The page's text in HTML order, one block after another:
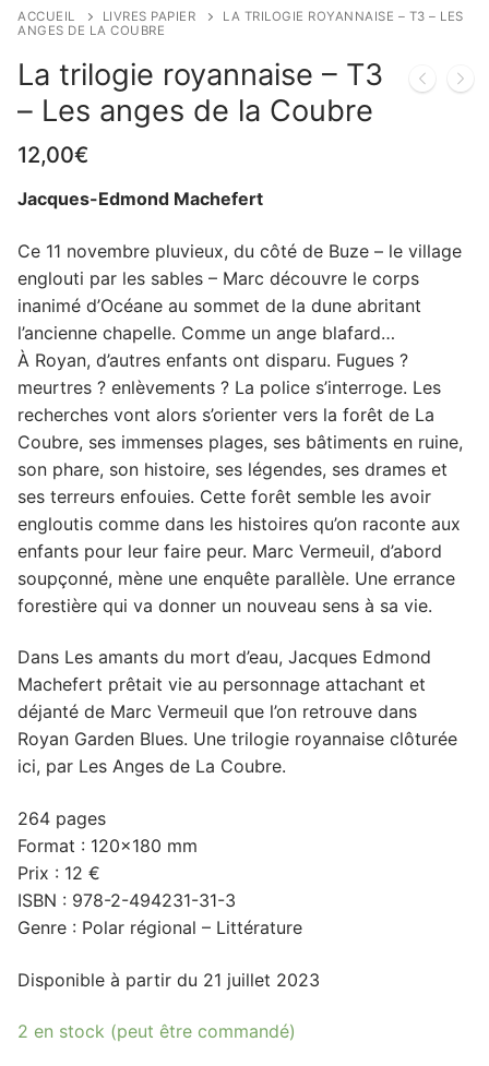
ACCUEIL LIVRES PAPIER
LA TRILOGIE ROYANNAISE – T3 – LES
ANGES DE LA COUBRE
La trilogie royannaise – T3
– Les anges de la Coubre
12,00€
Jacques-Edmond Machefert
Ce 11 novembre pluvieux, du côté de Buze – le village
englouti par les sables – Marc découvre le corps
inanimé d’Océane au sommet de la dune abritant
l’ancienne chapelle. Comme un ange blafard…
À Royan, d’autres enfants ont disparu. Fugues ?
meurtres ? enlèvements ? La police s’interroge. Les
recherches vont alors s’orienter vers la forêt de La
Coubre, ses immenses plages, ses bâtiments en ruine,
son phare, son histoire, ses légendes, ses drames et
ses terreurs enfouies. Cette forêt semble les avoir
engloutis comme dans les histoires qu’on raconte aux
enfants pour leur faire peur. Marc Vermeuil, d’abord
soupçonné, mène une enquête parallèle. Une errance
forestière qui va donner un nouveau sens à sa vie.
Dans Les amants du mort d’eau, Jacques Edmond
Machefert prêtait vie au personnage attachant et
déjanté de Marc Vermeuil que l’on retrouve dans
Royan Garden Blues. Une trilogie royannaise clôturée
ici, par Les Anges de La Coubre.
264 pages
Format : 120×180 mm
Prix : 12 €
ISBN : 978-2-494231-31-3
Genre : Polar régional – Littérature
Disponible à partir du 21 juillet 2023
2 en stock (peut être commandé)